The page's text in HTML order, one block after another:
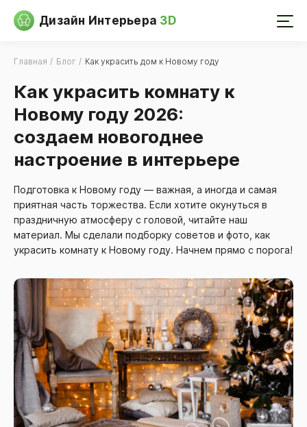
Дизайн Интерьера 3D
Главная Блог Как украсить дом к Новому году
Как украсить комнату к
Новому году 2026:
создаем новогоднее
настроение в интерьере
Подготовка к Новому году — важная, а иногда и самая
приятная часть торжества. Если хотите окунуться в
праздничную атмосферу с головой, читайте наш
материал. Мы сделали подборку советов и фото, как
украсить комнату к Новому году. Начнем прямо с порога!